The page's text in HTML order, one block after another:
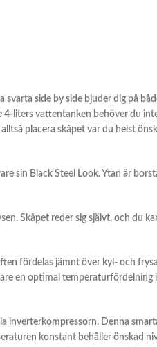
side by side bjuder dig på
4-liters vattentanken behöver du
placera skåpet var du helst
sin Black Steel Look. Ytan är
Skåpet reder sig självt, och du
fördelas jämnt över kyl- och
en optimal temperaturfördelning
inverterkompressorn. Denna
konstant behåller önskad